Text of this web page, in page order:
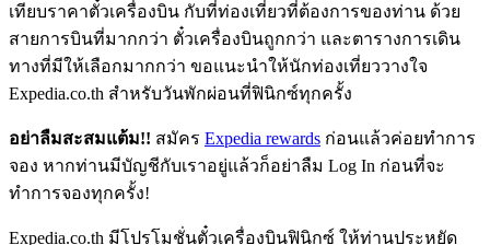
เทียบราคาตั๋วเครื่องบิน กับที่ท่องเที่ยวที่ต้องการของท่าน ด้วย
สายการบินที่มากกว่า ตั๋วเครื่องบินถูกกว่า และตารางการเดิน
ทางที่มีให้เลือกมากกว่า ขอแนะนำให้นักท่องเที่ยววางใจ
Expedia.co.th สำหรับวันพักผ่อนที่ฟินิกซ์ทุกครั้ง
อย่าลืมสะสมแต้ม!! สมัคร Expedia rewards ก่อนแล้วค่อยทำการ
จอง หากท่านมีบัญชีกับเราอยู่แล้วก็อย่าลืม Log In ก่อนที่จะ
ทำการจองทุกครั้ง!
Expedia.co.th มีโปรโมชั่นตั๋วเครื่องบินฟินิกซ์ ให้ท่านประหยัด